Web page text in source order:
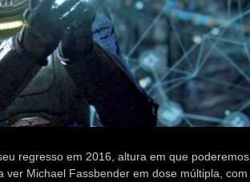
regresso em 2016, altura em que poderemos
Michael Fassbender em dose múltipla, com